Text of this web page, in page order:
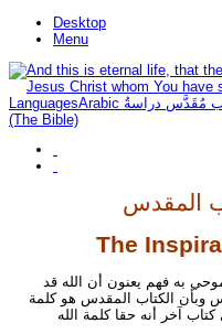
Desktop
Menu
Languages
(The Bible)
المقدس
The
به فهم يعنون أن الله قد
وبأن الكتاب المقدس هو كلمة
آخر أنه حقا كلمة الله